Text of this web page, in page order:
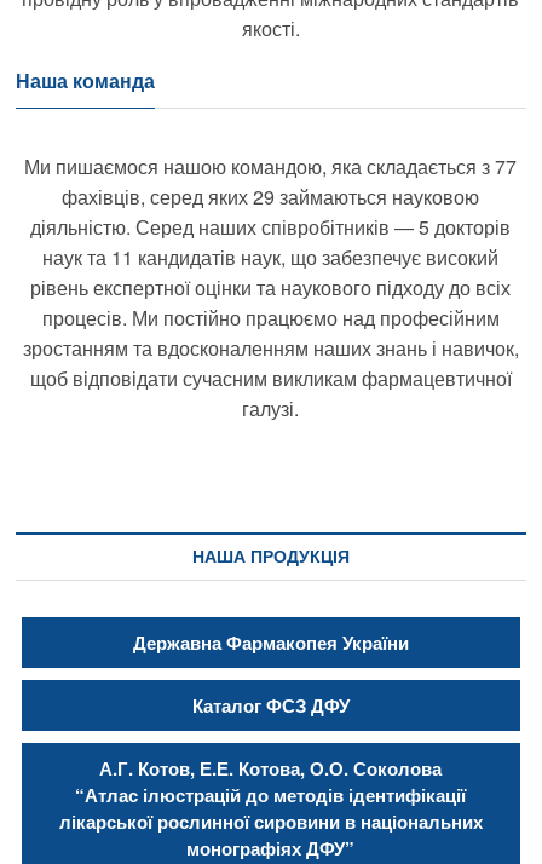
якості.
Наша команда
Ми пишаємося нашою командою, яка складається з 77
фахівців, серед яких 29 займаються науковою
діяльністю. Серед наших співробітників — 5 докторів
наук та 11 кандидатів наук, що забезпечує високий
рівень експертної оцінки та наукового підходу до всіх
процесів. Ми постійно працюємо над професійним
зростанням та вдосконаленням наших знань і навичок,
щоб відповідати сучасним викликам фармацевтичної
галузі.
НАША ПРОДУКЦІЯ
Державна Фармакопея України
Каталог ФСЗ ДФУ
А.Г. Котов, Е.Е. Котова, О.О. Соколова
“Атлас ілюстрацій до методів ідентифікації
лікарської рослинної сировини в національних
монографіях ДФУ”